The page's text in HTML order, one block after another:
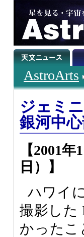
AstroArts
ジェミ
銀河中
【2001年
日）】
ハワイ
撮影した
かったこ